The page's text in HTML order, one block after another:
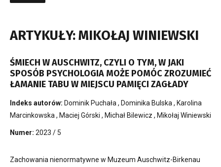
ARTYKUŁY: MIKOŁAJ WINIEWSKI
ŚMIECH W AUSCHWITZ, CZYLI O TYM, W JAKI
SPOSÓB PSYCHOLOGIA MOŻE POMÓC ZROZUMIEĆ
ŁAMANIE TABU W MIEJSCU PAMIĘCI ZAGŁADY
Indeks autorów: Dominik Puchała , Dominika Bulska , Karolina
Marcinkowska , Maciej Górski , Michał Bilewicz , Mikołaj Winiewski
Numer: 2023 / 5
Zachowania nienormatywne w Muzeum Auschwitz-Birkenau